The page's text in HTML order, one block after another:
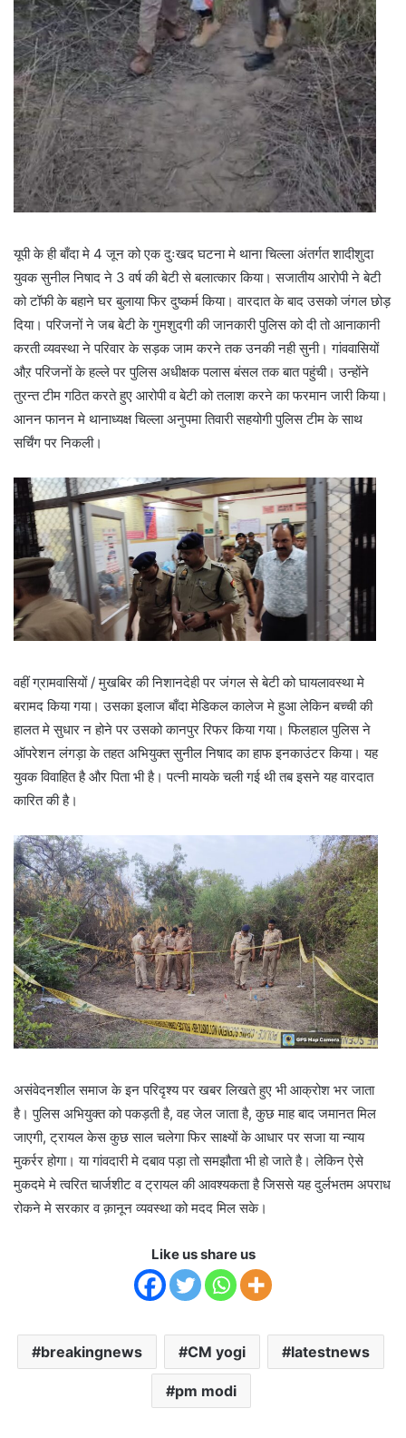
यूपी के ही बाँदा मे 4 जून को एक दुःखद घटना मे थाना चिल्ला अंतर्गत शादीशुदा
युवक सुनील निषाद ने 3 वर्ष की बेटी से बलात्कार किया। सजातीय आरोपी ने बेटी
को टॉफी के बहाने घर बुलाया फिर दुष्कर्म किया। वारदात के बाद उसको जंगल छोड़
दिया। परिजनों ने जब बेटी के गुमशुदगी की जानकारी पुलिस को दी तो आनाकानी
करती व्यवस्था ने परिवार के सड़क जाम करने तक उनकी नही सुनी। गांववासियों
औऱ परिजनों के हल्ले पर पुलिस अधीक्षक पलास बंसल तक बात पहुंची। उन्होंने
तुरन्त टीम गठित करते हुए आरोपी व बेटी को तलाश करने का फरमान जारी किया।
आनन फानन मे थानाध्यक्ष चिल्ला अनुपमा तिवारी सहयोगी पुलिस टीम के साथ
सर्चिंग पर निकली।
वहीं ग्रामवासियों / मुखबिर की निशानदेही पर जंगल से बेटी को घायलावस्था मे
बरामद किया गया। उसका इलाज बाँदा मेडिकल कालेज मे हुआ लेकिन बच्ची की
हालत मे सुधार न होने पर उसको कानपुर रिफर किया गया। फिलहाल पुलिस ने
ऑपरेशन लंगड़ा के तहत अभियुक्त सुनील निषाद का हाफ इनकाउंटर किया। यह
युवक विवाहित है और पिता भी है। पत्नी मायके चली गई थी तब इसने यह वारदात
कारित की है।
असंवेदनशील समाज के इन परिदृश्य पर खबर लिखते हुए भी आक्रोश भर जाता
है। पुलिस अभियुक्त को पकड़ती है, वह जेल जाता है, कुछ माह बाद जमानत मिल
जाएगी, ट्रायल केस कुछ साल चलेगा फिर साक्ष्यों के आधार पर सजा या न्याय
मुकर्रर होगा। या गांवदारी मे दबाव पड़ा तो समझौता भी हो जाते है। लेकिन ऐसे
मुकदमे मे त्वरित चार्जशीट व ट्रायल की आवश्यकता है जिससे यह दुर्लभतम अपराध
रोकने मे सरकार व क़ानून व्यवस्था को मदद मिल सके।
Like us share us
breakingnews CM yogi latestnews
pm modi